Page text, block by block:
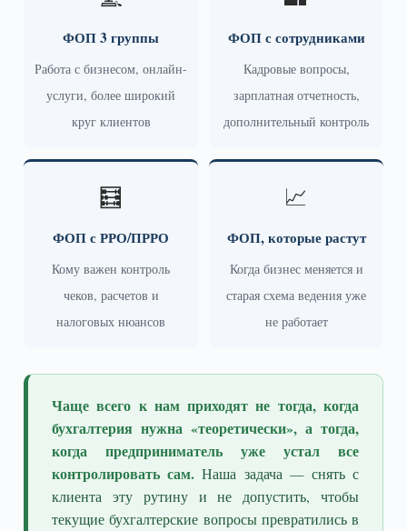
ФОП 3 группы
Работа с бизнесом, онлайн-
услуги, более широкий
круг клиентов
ФОП с сотрудниками
Кадровые вопросы,
зарплатная отчетность,
дополнительный контроль
🧮
ФОП с РРО/ПРРО
Кому важен контроль
чеков, расчетов и
налоговых нюансов
📈
ФОП, которые растут
Когда бизнес меняется и
старая схема ведения уже
не работает
Чаще всего к нам приходят не тогда, когда
бухгалтерия нужна «теоретически», а тогда,
когда предприниматель уже устал все
контролировать сам. Наша задача — снять с
клиента эту рутину и не допустить, чтобы
текущие бухгалтерские вопросы превратились в